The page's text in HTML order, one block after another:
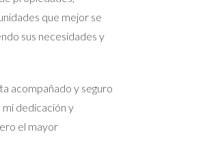
adecuadamente a los
concentrarse
Hablar con un
la visibilidad y
que mejor se
sus necesidades y
acompañado y seguro
dedicación y
el mayor